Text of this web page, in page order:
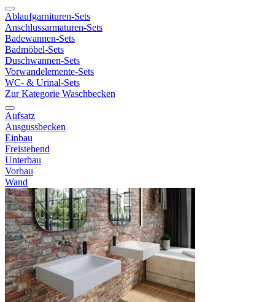
Ablaufgarnituren-Sets
Anschlussarmaturen-Sets
Badewannen-Sets
Badmöbel-Sets
Duschwannen-Sets
Vorwandelemente-Sets
WC- & Urinal-Sets
Zur Kategorie Waschbecken
Aufsatz
Ausgussbecken
Einbau
Freistehend
Unterbau
Vorbau
Wand